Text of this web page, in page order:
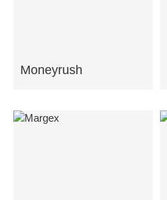
Moneyrush